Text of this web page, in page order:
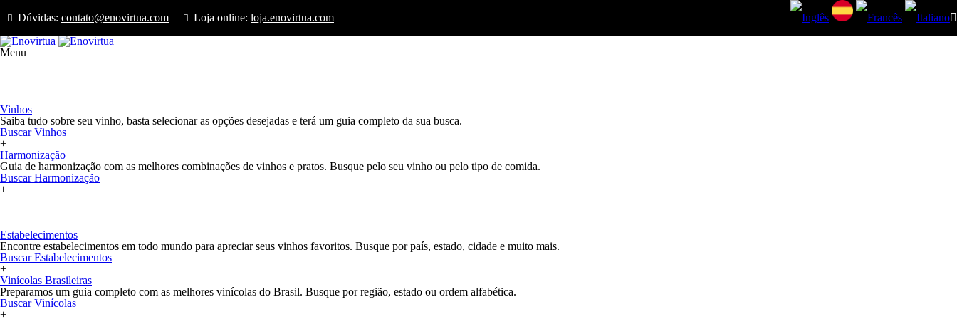
Dúvidas: contato@enovirtua.com Loja online: loja.enovirtua.com
Menu
Vinhos
Saiba tudo sobre seu vinho, basta selecionar as opções desejadas e terá um guia completo da sua busca.
Buscar Vinhos
+
Harmonização
Guia de harmonização com as melhores combinações de vinhos e pratos. Busque pelo seu vinho ou pelo tipo de comida.
Buscar Harmonização
+
Estabelecimentos
Encontre estabelecimentos em todo mundo para apreciar seus vinhos favoritos. Busque por país, estado, cidade e muito mais.
Buscar Estabelecimentos
+
Vinícolas Brasileiras
Preparamos um guia completo com as melhores vinícolas do Brasil. Busque por região, estado ou ordem alfabética.
Buscar Vinícolas
+